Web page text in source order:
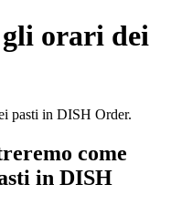
gli orari dei
pasti in DISH Order.
come
in DISH